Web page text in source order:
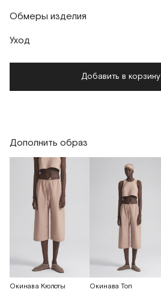
Флагман
г. Москва, Малая Бронная 16
г. Москва, Малая Бронная 24/3
Обмеры изделия
Уход
Добавить в корзину
Дополнить образ
Окинава Кюлоты
Окинава Топ